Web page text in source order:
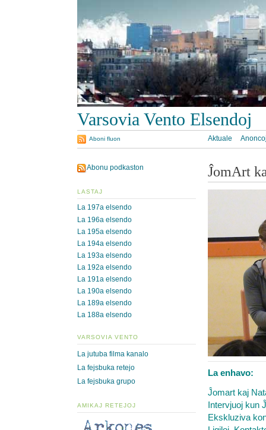
Varsovia Vento Elsendoj
Aktuale
Aboni fluon
ĴomArt
La enhavo:
Ĵomart kaj
Intervjuoj kun
Ekskluziva
Abonu podkaston
LASTAJ
La 197a elsendo
La 196a elsendo
La 195a elsendo
La 194a elsendo
La 193a elsendo
La 192a elsendo
La 191a elsendo
La 190a elsendo
La 189a elsendo
La 188a elsendo
VARSOVIA VENTO
La jutuba filma kanalo
La fejsbuka retejo
La fejsbuka grupo
AMIKAJ RETEJOJ